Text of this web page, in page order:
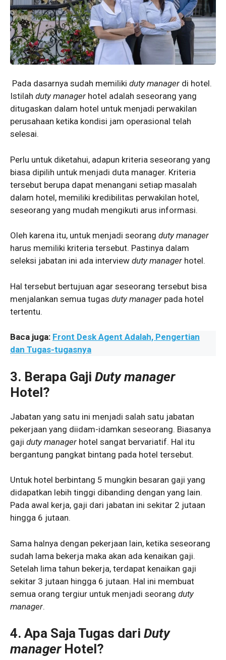
Pada dasarnya sudah memiliki duty manager di hotel.
Istilah duty manager hotel adalah seseorang yang
ditugaskan dalam hotel untuk menjadi perwakilan
perusahaan ketika kondisi jam operasional telah
selesai.
Perlu untuk diketahui, adapun kriteria seseorang yang
biasa dipilih untuk menjadi duta manager. Kriteria
tersebut berupa dapat menangani setiap masalah
dalam hotel, memiliki kredibilitas perwakilan hotel,
seseorang yang mudah mengikuti arus informasi.
Oleh karena itu, untuk menjadi seorang duty manager
harus memiliki kriteria tersebut. Pastinya dalam
seleksi jabatan ini ada interview duty manager hotel.
Hal tersebut bertujuan agar seseorang tersebut bisa
menjalankan semua tugas duty manager pada hotel
tertentu.
Baca juga: Front Desk Agent Adalah, Pengertian
dan Tugas-tugasnya
3. Berapa Gaji Duty manager
Hotel?
Jabatan yang satu ini menjadi salah satu jabatan
pekerjaan yang diidam-idamkan seseorang. Biasanya
gaji duty manager hotel sangat bervariatif. Hal itu
bergantung pangkat bintang pada hotel tersebut.
Untuk hotel berbintang 5 mungkin besaran gaji yang
didapatkan lebih tinggi dibanding dengan yang lain.
Pada awal kerja, gaji dari jabatan ini sekitar 2 jutaan
hingga 6 jutaan.
Sama halnya dengan pekerjaan lain, ketika seseorang
sudah lama bekerja maka akan ada kenaikan gaji.
Setelah lima tahun bekerja, terdapat kenaikan gaji
sekitar 3 jutaan hingga 6 jutaan. Hal ini membuat
semua orang tergiur untuk menjadi seorang duty
manager.
4. Apa Saja Tugas dari Duty
managerHotel?